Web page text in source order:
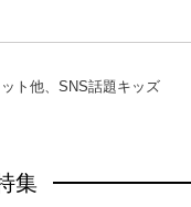
ト他、SNS話題キッズ
集